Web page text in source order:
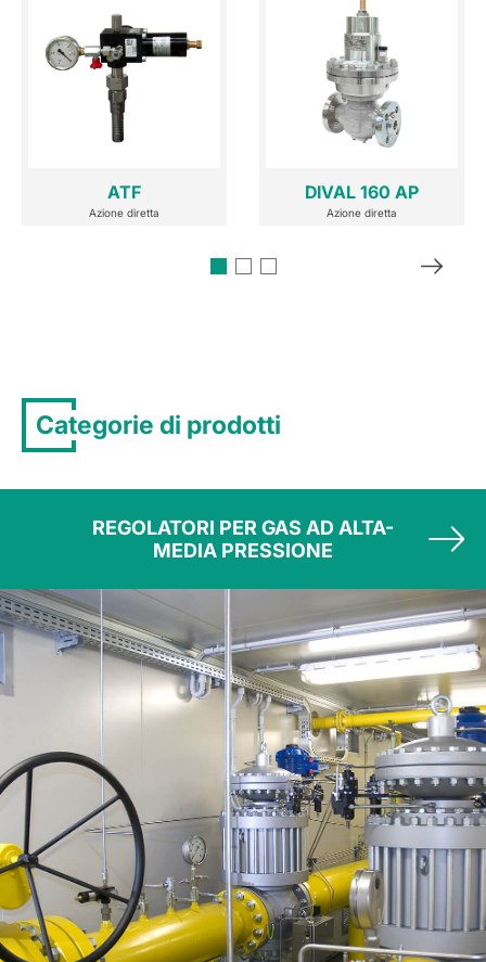
ATF
Azione diretta
DIVAL 160 AP
Azione diretta
Categorie di prodotti
REGOLATORI PER GAS AD ALTA-
MEDIA PRESSIONE